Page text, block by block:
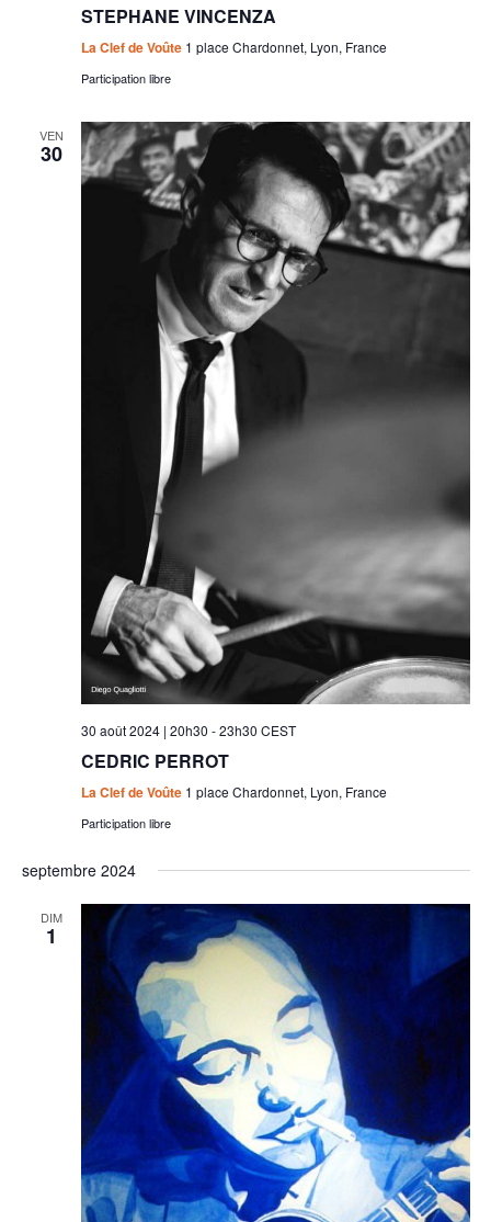
STEPHANE VINCENZA
La Clef de Voûte 1 place Chardonnet, Lyon, France
Participation libre
VEN
30
30 août 2024 | 20h30 -23h30 CEST
CEDRIC PERROT
La Clef de Voûte 1 place Chardonnet, Lyon, France
Participation libre
septembre 2024
DIM
1